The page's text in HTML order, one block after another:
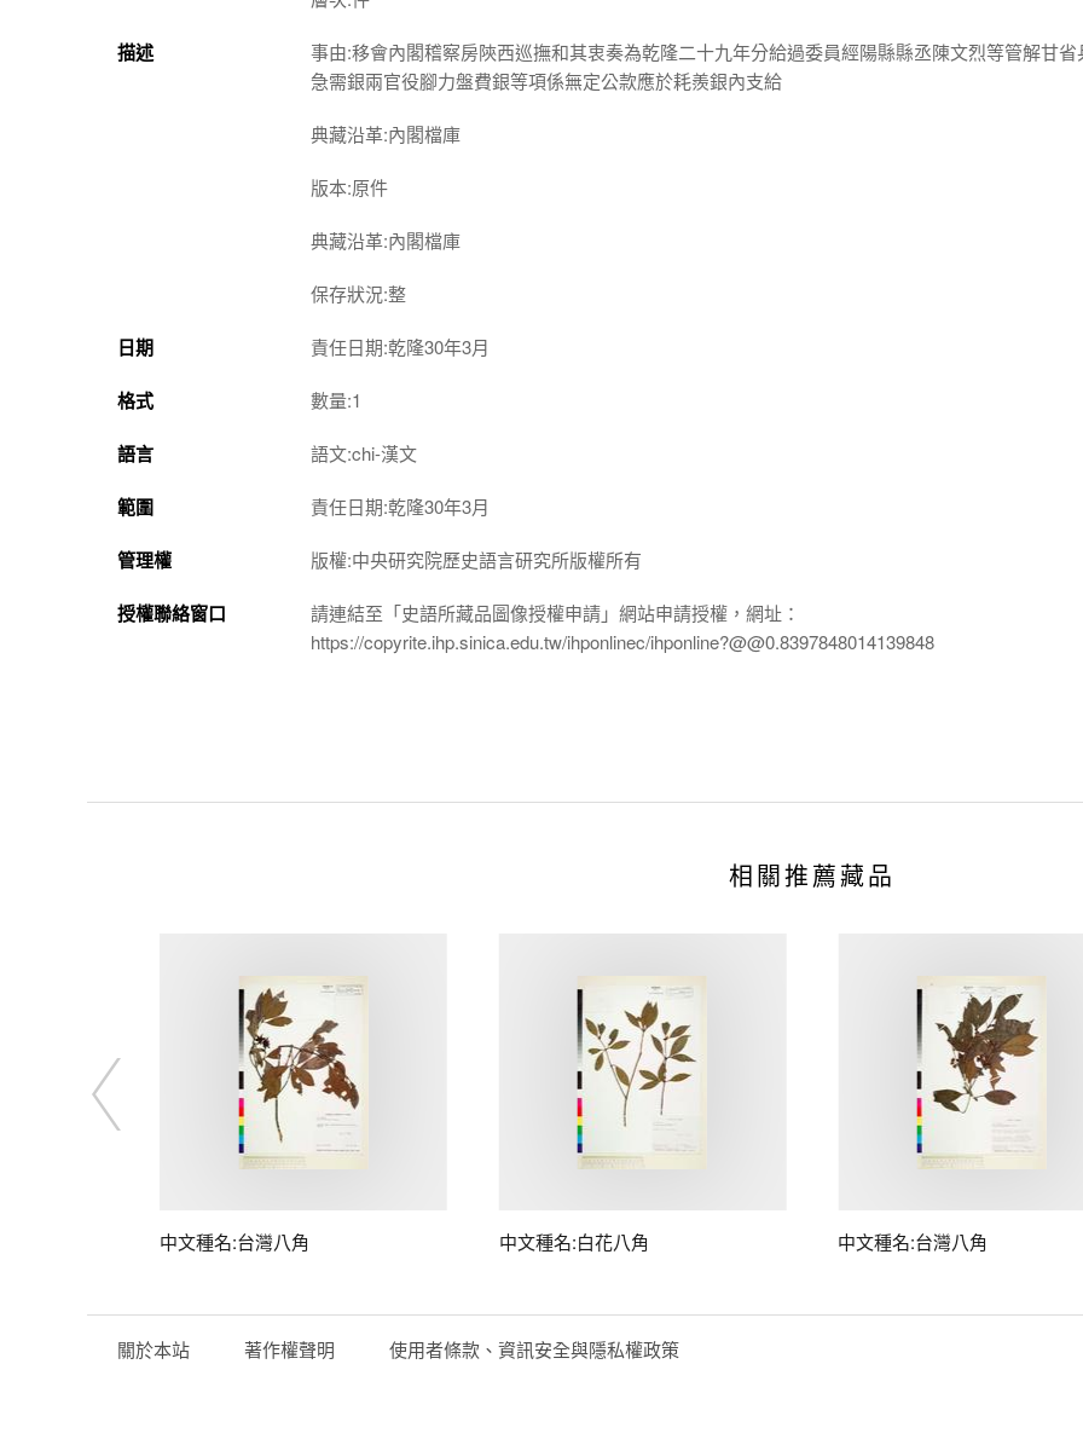
描述
事由:移會內閣稽察房陝西巡撫和其衷奏為乾隆二十九年分給過委員經陽縣縣丞陳文烈等管解甘省
急需銀兩官役腳力盤費銀等項係無定公款應於耗羨銀內支給
典藏沿革:內閣檔庫
版本:原件
典藏沿革:內閣檔庫
保存狀況:整
日期 責任日期:乾隆30年3月
格式 數量:1
語言 語文:chi-漢文
範圍 責任日期:乾隆30年3月
管理權 版權:中央研究院歷史語言研究所版權所有
授權聯絡窗口
請連結至「史語所藏品圖像授權申請」網站申請授權，網址：
https://copyrite.ihp.sinica.edu.tw/ihponlinec/ihponline?@@0.8397848014139848
相關推薦藏品
中文種名:台灣八角 中文種名:白花八角 中文種名:台灣八角
關於本站 著作權聲明 使用者條款、資訊安全與隱私權政策